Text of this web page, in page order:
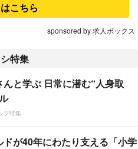
こちら
sponsored by 求人ボックス
特集
んと学ぶ 日常に潜む“人身取
プ特集
ドが40年にわたり支える「小学